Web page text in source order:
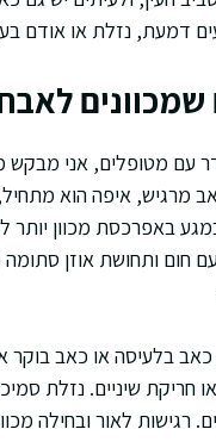
דמעת, נזלת או אודם
שמכוונים
עם מטופלים, אני
מרגיש, איפה הוא
באפרכסת מכוון יותר
חום ותחושת אוזן סתומה
בלעיסה או כאב בוקר
שיניים. נזלת
רגישות לאור ובחילה